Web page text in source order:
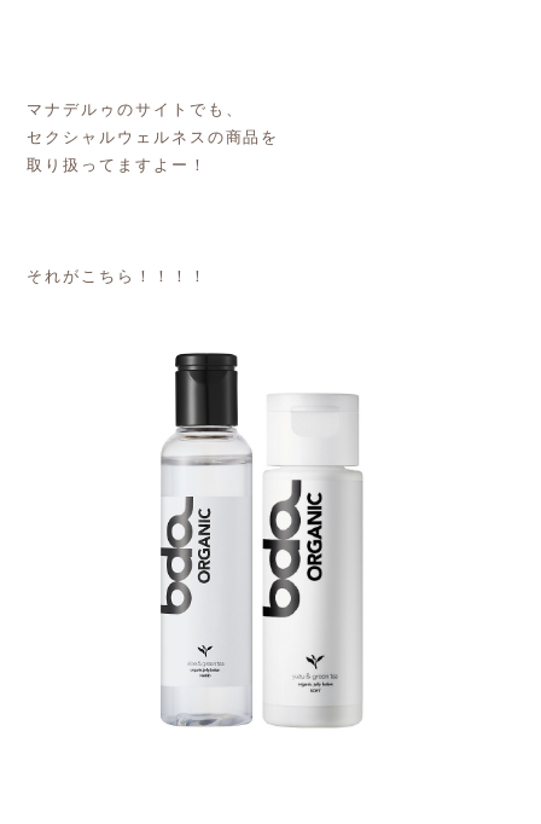
マナデルゥのサイトでも、
セクシャルウェルネスの商品を
取り扱ってますよー！
それがこちら！！！！